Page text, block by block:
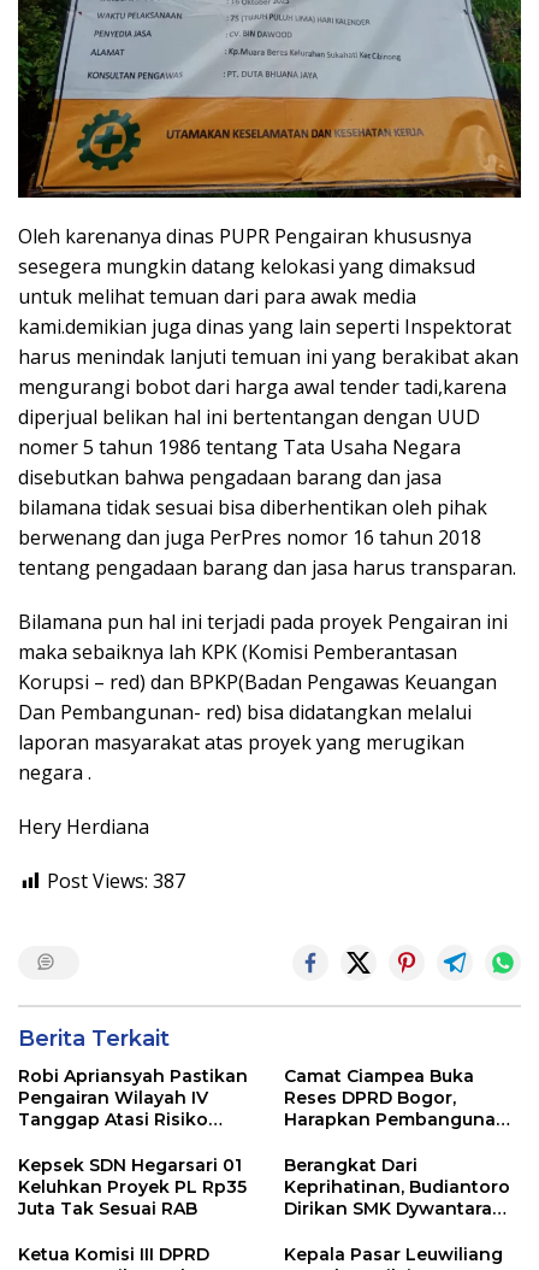
Oleh karenanya dinas PUPR Pengairan khususnya
sesegera mungkin datang kelokasi yang dimaksud
untuk melihat temuan dari para awak media
kami.demikian juga dinas yang lain seperti Inspektorat
harus menindak lanjuti temuan ini yang berakibat akan
mengurangi bobot dari harga awal tender tadi,karena
diperjual belikan hal ini bertentangan dengan UUD
nomer 5 tahun 1986 tentang Tata Usaha Negara
disebutkan bahwa pengadaan barang dan jasa
bilamana tidak sesuai bisa diberhentikan oleh pihak
berwenang dan juga PerPres nomor 16 tahun 2018
tentang pengadaan barang dan jasa harus transparan.
Bilamana pun hal ini terjadi pada proyek Pengairan ini
maka sebaiknya lah KPK (Komisi Pemberantasan
Korupsi – red) dan BPKP(Badan Pengawas Keuangan
Dan Pembangunan- red) bisa didatangkan melalui
laporan masyarakat atas proyek yang merugikan
negara .
Hery Herdiana
Post Views: 387
Berita Terkait
Robi Apriansyah Pastikan
Pengairan Wilayah IV
Tanggap Atasi Risiko
Camat Ciampea Buka
Reses DPRD Bogor,
Harapkan Pembangunan
Responsif
Kepsek SDN Hegarsari 01
Keluhkan Proyek PL Rp35
Juta Tak Sesuai RAB
Berangkat Dari
Keprihatinan, Budiantoro
Dirikan SMK Dywantara
Pendidikan Bogor Barat
Ketua Komisi III DPRD
Kepala Pasar Leuwiliang